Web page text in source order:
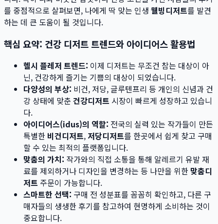
를 중점적으로 살펴보면, 나에게 딱 맞는 인생 웰빙디저트를 발견
하는 데 큰 도움이 될 것입니다.
핵심 요약: 건강 디저트 트렌드와 아이디어스 활용법
헬시 플레저 트렌드: 이제 디저트는 무조건 참는 대상이 아
닌, 건강하게 즐기는 기쁨의 대상이 되었습니다.
다양성의 부상: 비건, 저당, 글루텐프리 등 개인의 신념과 건
강 상태에 맞춘 건강디저트 시장이 빠르게 성장하고 있습니
다.
아이디어스(idus)의 역할: 전국의 실력 있는 작가들이 만든
특별한 비건디저트, 저당디저트를 한곳에서 쉽게 찾고 구매
할 수 있는 최적의 플랫폼입니다.
맞춤의 가치: 작가와의 직접 소통을 통해 알레르기 유발 재
료를 제외하거나 디자인을 변경하는 등 나만을 위한 맞춤디
저트 주문이 가능합니다.
스마트한 선택: 구매 전 성분표를 꼼꼼히 확인하고, 다른 구
매자들의 생생한 후기를 참고하여 현명하게 소비하는 것이
중요합니다.